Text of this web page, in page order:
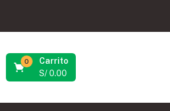
Carrito
0
S/0.00